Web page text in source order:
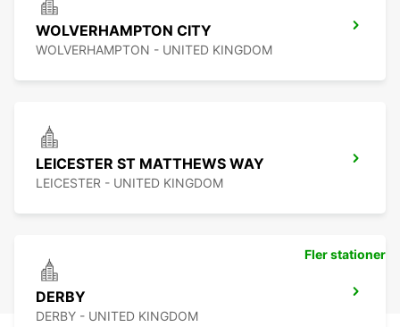
WOLVERHAMPTON CITY
WOLVERHAMPTON - UNITED KINGDOM
LEICESTER ST MATTHEWS WAY
LEICESTER - UNITED KINGDOM
DERBY
DERBY - UNITED KINGDOM
Fler stationer